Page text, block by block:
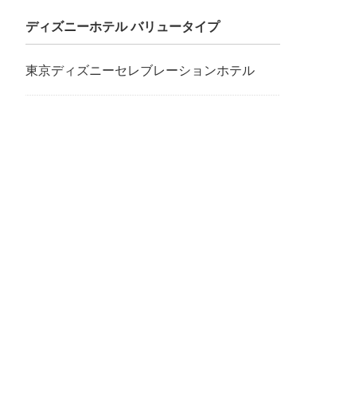
ディズニーホテル バリュータイプ
東京ディズニーセレブレーションホテル